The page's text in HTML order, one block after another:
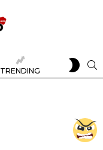
TRENDING
SKIN